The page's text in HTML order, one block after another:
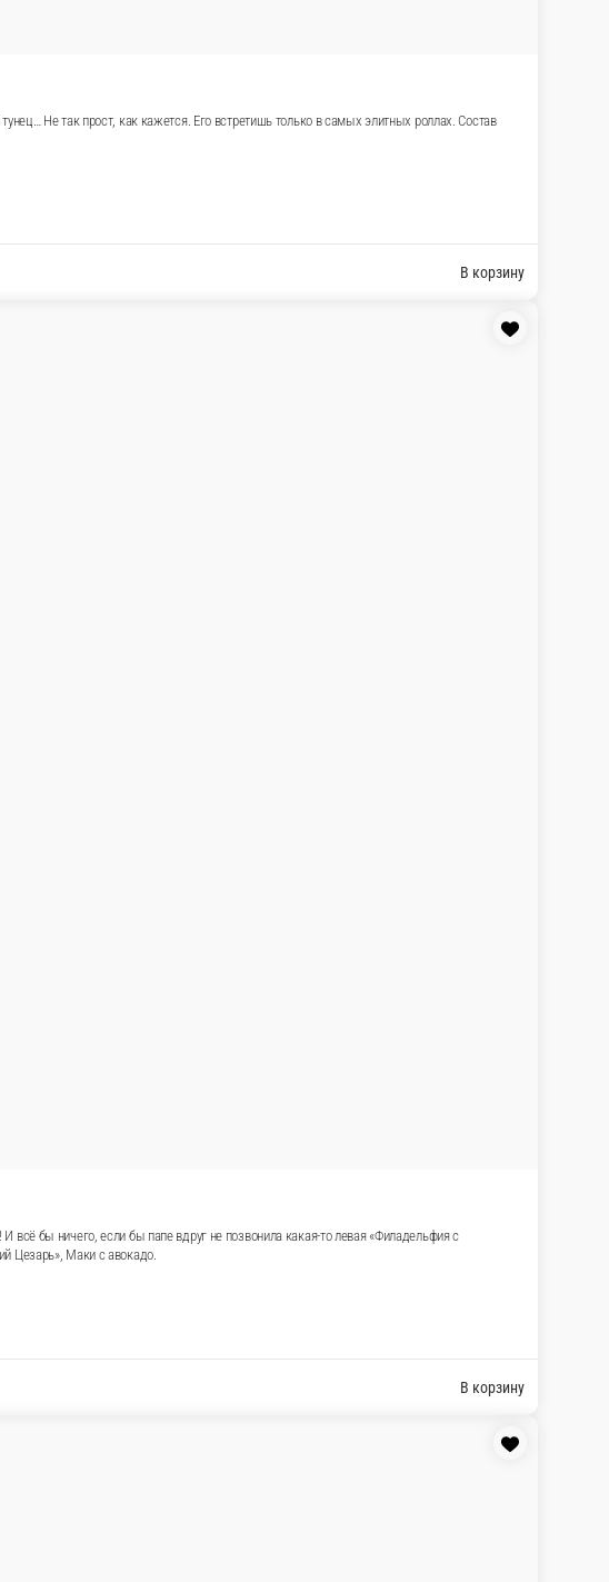
думает и лезет буквально везде. Но младший тунец… Не
креветкой, Ролл с креветкой-темпура и сладким чили,
В корзину
и сели за семейный ужин. Настоящая идиллия! И всё бы
Маки теперь еще и с тунцом Состав Маки с тунцом, Ролл
В корзину